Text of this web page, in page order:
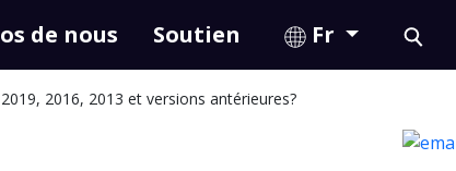
de nous Soutien Fr
2016, 2013 et versions antérieures?